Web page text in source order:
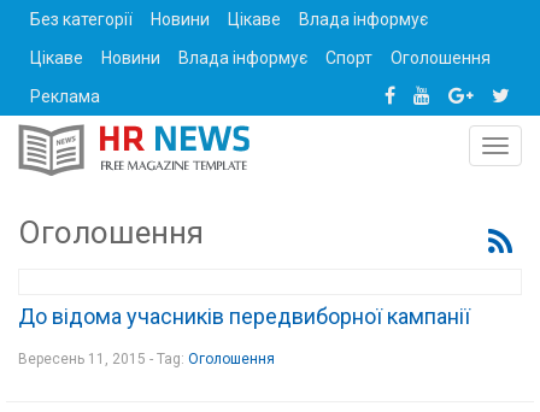
Без категорії Новини Цікаве
Влада інформує
Цікаве
Новини Влада інформує Спорт
Оголошення
Реклама
Оголошення
До відома учасників передвиборної кампанії
Вересень 11, 2015 - Tag: Оголошення